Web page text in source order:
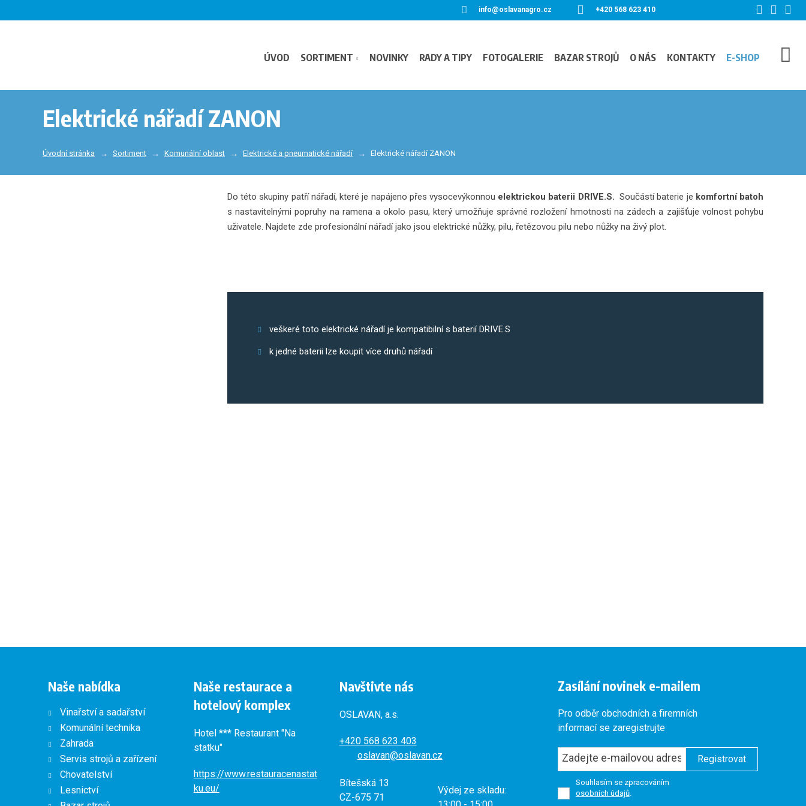
info@oslavanagro.cz +420 568 623 410
ÚVOD SORTIMENT NOVINKY RADY A TIPY FOTOGALERIE BAZAR STROJŮ O NÁS KONTAKTY E-SHOP
Elektrické nářadí ZANON
Úvodní stránka Sortiment Komunální oblast Elektrické a pneumatické nářadí Elektrické nářadí ZANON
Do této skupiny patří nářadí, které je napájeno přes vysocevýkonnou elektrickou baterii DRIVE.S. Součástí baterie je komfortní batoh
s nastavitelnými popruhy na ramena a okolo pasu, který umožňuje správné rozložení hmotnosti na zádech a zajišťuje volnost pohybu
uživatele. Najdete zde profesionální nářadí jako jsou elektrické nůžky, pilu, řetězovou pilu nebo nůžky na živý plot.
veškeré toto elektrické nářadí je kompatibilní s baterií DRIVE.S
k jedné baterii lze koupit více druhů nářadí
Naše nabídka
Vinařství a sadařství
Komunální technika
Zahrada
Servis strojů a zařízení
Chovatelství
Lesnictví
Naše restaurace a
hotelový komplex
Hotel *** Restaurant "Na
statku"
https://www.restauracenastat
ku.eu/
Navštivte nás
OSLAVAN, a.s.
+420 568 623 403
oslavan@oslavan.cz
Bítešská 13
CZ-675 71
Výdej ze skladu:
Zasílání novinek e-mailem
Pro odběr obchodních a firemních
informací se zaregistrujte
Souhlasím se zpracováním
osobních údajů.
Registrovat